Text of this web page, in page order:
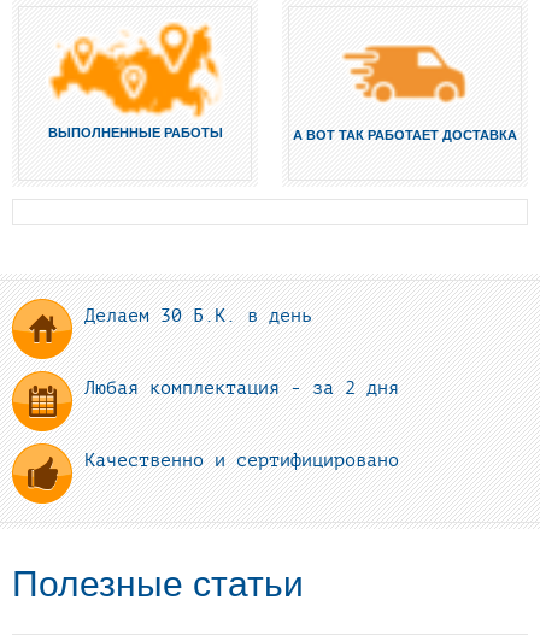
ВЫПОЛНЕННЫЕ РАБОТЫ А ВОТ ТАК РАБОТАЕТ ДОСТАВКА
Делаем 30 Б.К. в день
Любая комплектация - за 2 дня
Качественно и сертифицировано
Полезные статьи